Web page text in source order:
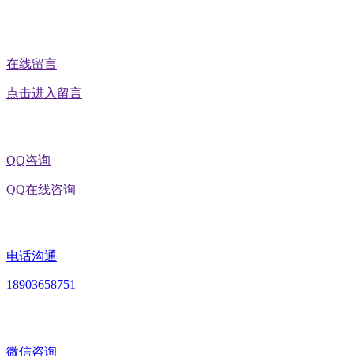
在线留言
点击进入留言
QQ咨询
QQ在线咨询
电话沟通
18903658751
微信咨询